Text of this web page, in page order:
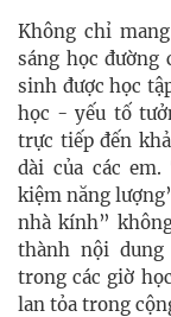
Không chỉ
sáng học đường
sinh được học
học - yếu tố
trực tiếp đến
dài của các
kiệm năng
nhà kính”
thành nội dung
trong các giờ
lan tỏa trong